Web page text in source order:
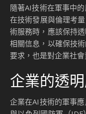
隨著AI技術在軍事中
在技術發展與倫理考
術服務時，應該保持
相關信息，以確保技
要求，也是對企業社會
企業的透
企業在AI技術的軍事